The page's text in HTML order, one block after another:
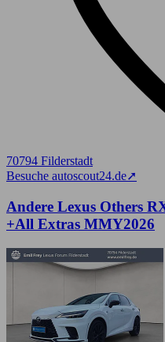
70794 Filderstadt
Besuche autoscout24.de➚
Andere Lexus Others
+All Extras MMY2026